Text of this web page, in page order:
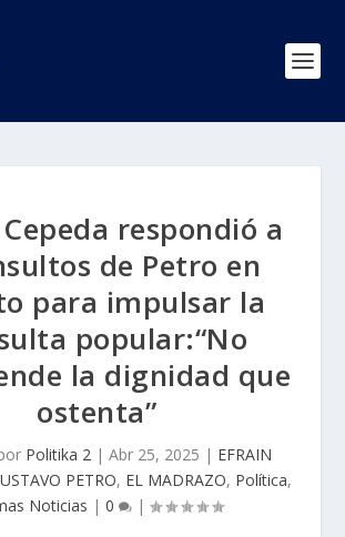
respondió a
de Petro en
para impulsar la
popular:“No
la dignidad que
ostenta”
Politika 2| Abr 25, 2025 | EFRAIN
PETRO, EL MADRAZO, Política,
Noticias | 0 |